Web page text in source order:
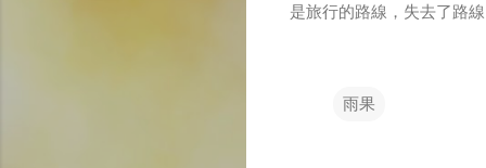
是旅行的路線，失去了路
雨果